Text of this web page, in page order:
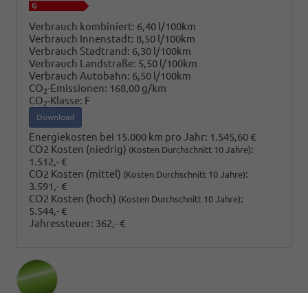
Verbrauch kombiniert: 6,40 l/100km
Verbrauch Innenstadt: 8,50 l/100km
Verbrauch Stadtrand: 6,30 l/100km
Verbrauch Landstraße: 5,50 l/100km
Verbrauch Autobahn: 6,50 l/100km
CO2-Emissionen: 168,00 g/km
CO2-Klasse: F
Download
Energiekosten bei 15.000 km pro Jahr: 1.545,60 €
CO2 Kosten (niedrig) (Kosten Durchschnitt 10 Jahre):
1.512,- €
CO2 Kosten (mittel) (Kosten Durchschnitt 10 Jahre):
3.591,- €
CO2 Kosten (hoch) (Kosten Durchschnitt 10 Jahre):
5.544,- €
Jahressteuer: 362,- €